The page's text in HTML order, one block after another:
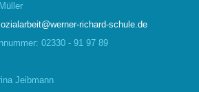
richard-schule.de
02330 - 91 97 89
Jeibmann